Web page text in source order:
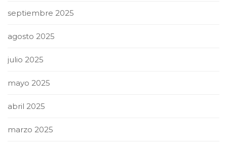
septiembre 2025
agosto 2025
julio 2025
mayo 2025
abril 2025
marzo 2025